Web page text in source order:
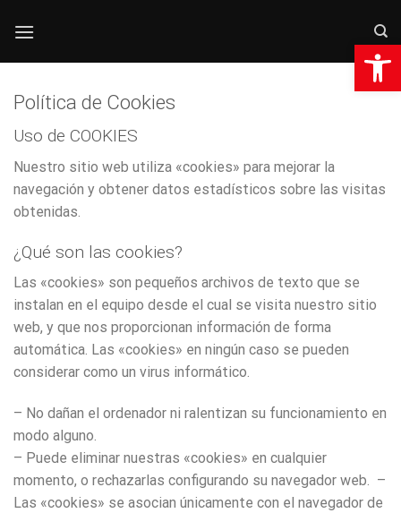
Abrir
Política de Cookies
Uso de COOKIES
Nuestro sitio web utiliza «cookies» para mejorar la
navegación y obtener datos estadísticos sobre las visitas
obtenidas.
¿Qué son las cookies?
Las «cookies» son pequeños archivos de texto que se
instalan en el equipo desde el cual se visita nuestro sitio
web, y que nos proporcionan información de forma
automática. Las «cookies» en ningún caso se pueden
considerar como un virus informático.
– No dañan el ordenador ni ralentizan su funcionamiento en
modo alguno.
– Puede eliminar nuestras «cookies» en cualquier
momento, o rechazarlas configurando su navegador web. –
Las «cookies» se asocian únicamente con el navegador de